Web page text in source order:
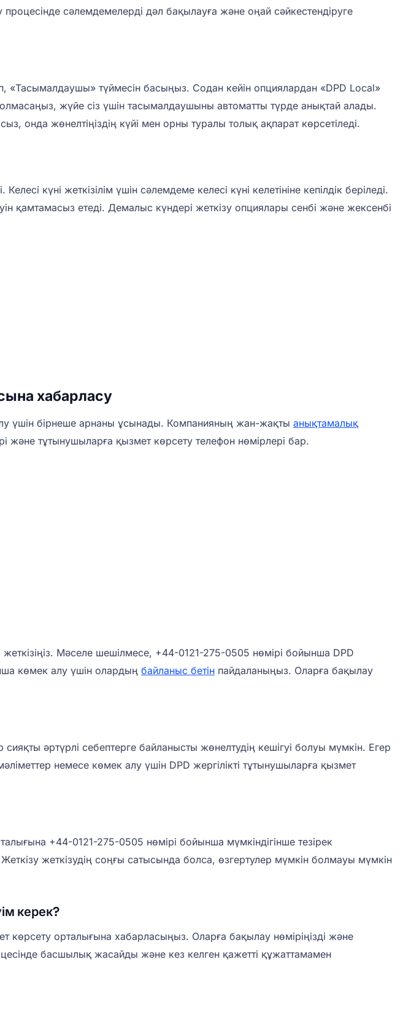
сәлемдемелерді дәл бақылауға және оңай сәйкестендіруге
«Тасымалдаушы» түймесін басыңыз. Содан кейін опциялардан «DPD Local»
жүйе сіз үшін тасымалдаушыны автоматты түрде анықтай алады.
онда жөнелтіңіздің күйі мен орны туралы толық ақпарат көрсетіледі.
күні жеткізілім үшін сәлемдеме келесі күні келетініне кепілдік беріледі.
қамтамасыз етеді. Демалыс күндері жеткізу опциялары сенбі және жексенбі
хабарласу
үшін бірнеше арнаны ұсынады. Компанияның жан-жақты анықтамалық
және тұтынушыларға қызмет көрсету телефон нөмірлері бар.
Мәселе шешілмесе, +44-0121-275-0505 нөмірі бойынша DPD
көмек алу үшін олардың байланыс бетін пайдаланыңыз. Оларға бақылау
әртүрлі себептерге байланысты жөнелтудің кешігуі болуы мүмкін. Егер
немесе көмек алу үшін DPD жергілікті тұтынушыларға қызмет
+44-0121-275-0505 нөмірі бойынша мүмкіндігінше тезірек
жеткізудің соңғы сатысында болса, өзгертулер мүмкін болмауы мүмкін
керек?
көрсету орталығына хабарласыңыз. Оларға бақылау нөміріңізді және
басшылық жасайды және кез келген қажетті құжаттамамен